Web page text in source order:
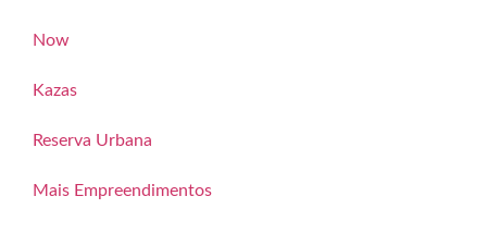
Now
Kazas
Reserva Urbana
Mais Empreendimentos